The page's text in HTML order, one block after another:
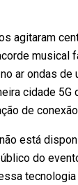
agitaram
musical
ar ondas de
cidade 5G
de
está
do
tecnologia